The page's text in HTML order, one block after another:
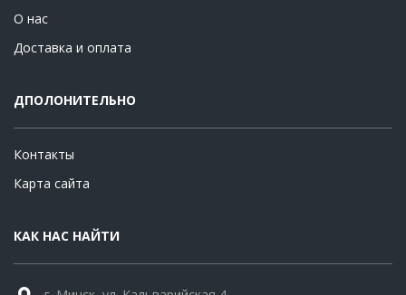
О нас
Доставка и оплата
ДПОЛОНИТЕЛЬНО
Контакты
Карта сайта
КАК НАС НАЙТИ